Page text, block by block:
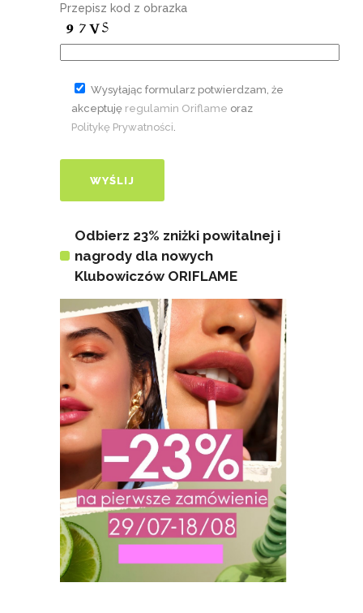
Przepisz kod z obrazka
Wysyłając formularz potwierdzam, że
akceptuję regulamin Oriflame oraz
Politykę Prywatności
Odbierz 23% zniżki powitalnej i
nagrody dla nowych
Klubowiczów ORIFLAME